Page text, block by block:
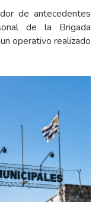
de antecedentes
de la Brigada
operativo realizado